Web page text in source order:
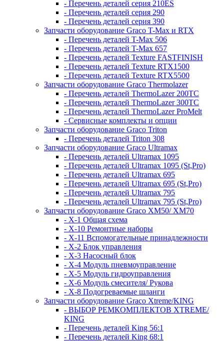
- Перечень деталей серия 210ES
- Перечень деталей серия 290
- Перечень деталей серия 390
Запчасти оборудование Graco T-Max и RTX
- Перечень деталей T-Max 506
- Перечень деталей T-Max 657
- Перечень деталей Texture FASTFINISH
- Перечень деталей Texture RTX1500
- Перечень деталей Texture RTX5500
Запчасти оборудование Graco Thermolazer
- Перечень деталей ThermoLazer 200TC
- Перечень деталей ThermoLazer 300TC
- Перечень деталей ThermoLazer ProMelt
- Сервисные комплекты и опции
Запчасти оборудование Graco Triton
- Перечень деталей Triton 308
Запчасти оборудование Graco Ultramax
- Перечень деталей Ultramax 1095
- Перечень деталей Ultramax 1095 (St,Pro)
- Перечень деталей Ultramax 695
- Перечень деталей Ultramax 695 (St,Pro)
- Перечень деталей Ultramax 795
- Перечень деталей Ultramax 795 (St,Pro)
Запчасти оборудование Graco XM50/ XM70
- X-1 Общая схема
- X-10 Ремонтные наборы
- X-11 Вспомогательные принадлежности
- X-2 Блок управления
- X-3 Насосный блок
- X-4 Модуль пневмоуправление
- X-5 Модуль гидроуправления
- X-6 Модуль смесителя/ Рукова
- X-8 Подогреваемые шланги
Запчасти оборудование Graco Xtreme/KING
- ВЫБОР РЕМКОМПЛЕКТОВ XTREME/
KING
- Перечень деталей King 56:1
- Перечень деталей King 68:1